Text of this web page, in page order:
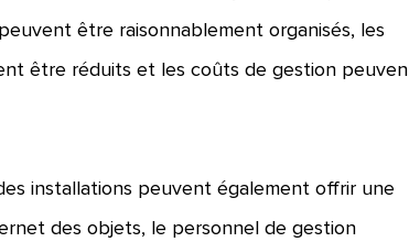
être raisonnablement organisés, les
être réduits et les coûts de gestion
installations peuvent également offrir une
des objets, le personnel de gestion